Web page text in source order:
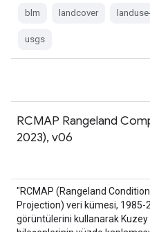
blm landcover
usgs
RCMAP Rangeland
2023), v06
"RCMAP (Rangeland
Projection) veri kümesi, 1985-
görüntülerini kullanarak Kuzey